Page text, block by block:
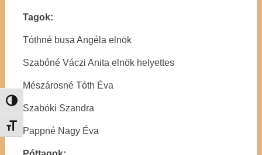
Nagy kontraszt váltása
Betűméret váltása
Tagok:
Tóthné busa Angéla elnök
Szabóné Váczi Anita elnök helyettes
Mészárosné Tóth Éva
Szabóki Szandra
Pappné Nagy Éva